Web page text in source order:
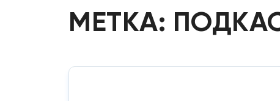
МЕТКА: